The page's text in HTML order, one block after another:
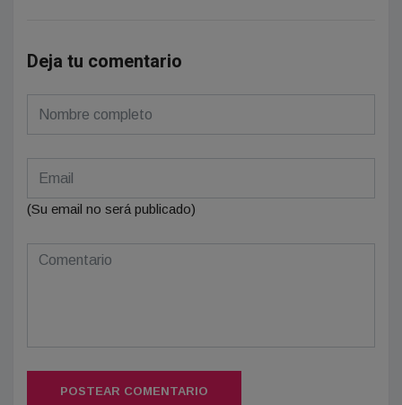
Deja tu comentario
(Su email no será publicado)
POSTEAR COMENTARIO